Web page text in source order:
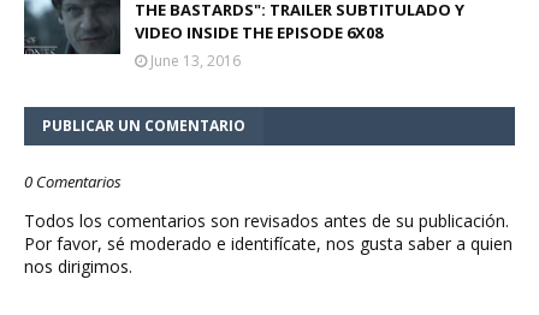
THE BASTARDS": TRAILER SUBTITULADO Y
VIDEO INSIDE THE EPISODE 6X08
June 13, 2016
PUBLICAR UN COMENTARIO
0 Comentarios
Todos los comentarios son revisados antes de su publicación.
Por favor, sé moderado e identifícate, nos gusta saber a quien
nos dirigimos.